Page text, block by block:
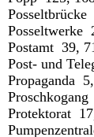
Posseltwerke
Postamt 39,
Post- und
Propaganda
Protektorat